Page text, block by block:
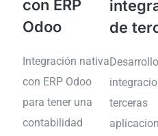
con ERP
Odoo
Integración nativa
con ERP Odoo
para tener una
contabilidad
de
terceras